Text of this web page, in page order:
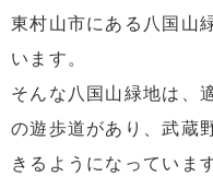
東村山市にある八国山
います。
そんな八国山緑地は、
の遊歩道があり、武蔵
きるようになっていま